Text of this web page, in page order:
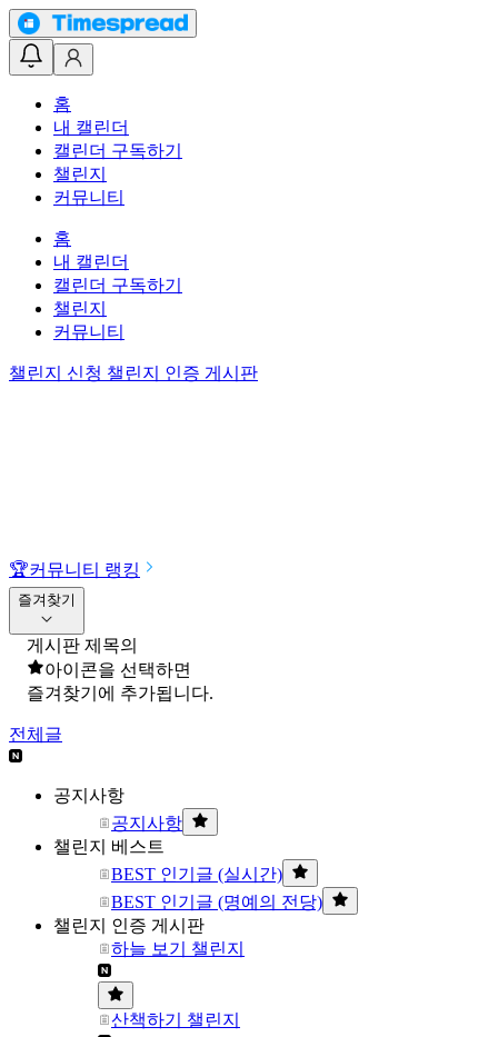
홈
내 캘린더
캘린더 구독하기
챌린지
커뮤니티
홈
내 캘린더
캘린더 구독하기
챌린지
커뮤니티
챌린지 신청 챌린지 인증 게시판
🏆커뮤니티 랭킹
즐겨찾기
게시판 제목의
아이콘을 선택하면
즐겨찾기에 추가됩니다.
전체글
공지사항
공지사항
챌린지 베스트
BEST 인기글 (실시간)
BEST 인기글 (명예의 전당)
챌린지 인증 게시판
하늘 보기 챌린지
산책하기 챌린지